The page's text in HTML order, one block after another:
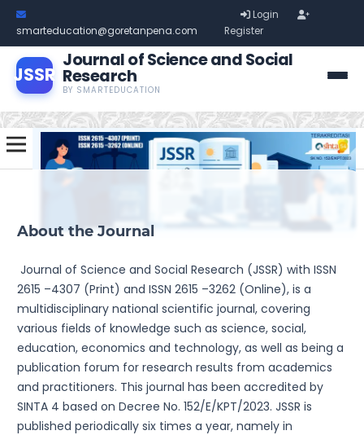
smarteducation@goretanpena.com
Login
Register
JSSR
Journal of Science and Social
Research
BY SMARTEDUCATION
About the Journal
Journal of Science and Social Research (JSSR) with ISSN
2615 –4307 (Print) and ISSN 2615 –3262 (Online), is a
multidisciplinary national scientific journal, covering
various fields of knowledge such as science, social,
education, economics and technology, as well as being a
publication forum for research results from academics
and practitioners. This journal has been accredited by
SINTA 4 based on Decree No. 152/E/KPT/2023. JSSR is
published periodically six times a year, namely in